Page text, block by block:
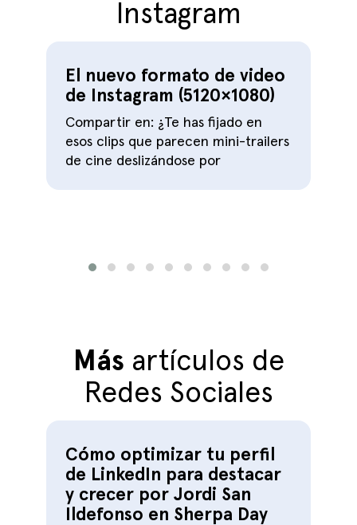
Instagram
El nuevo formato de video
de Instagram (5120×1080)
Compartir en: ¿Te has fijado en
esos clips que parecen mini-trailers
de cine deslizándose por
Más artículos de
Redes Sociales
Cómo optimizar tu perfil
de LinkedIn para destacar
y crecer por Jordi San
Ildefonso en Sherpa Day